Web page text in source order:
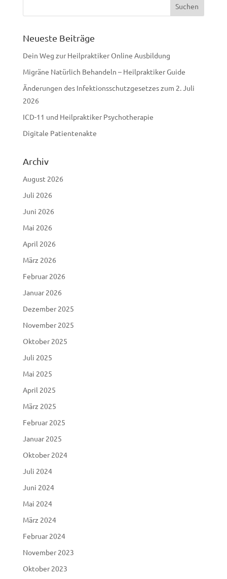
Neueste Beiträge
Dein Weg zur Heilpraktiker Online Ausbildung
Migräne Natürlich Behandeln – Heilpraktiker Guide
Änderungen des Infektionsschutzgesetzes zum 2. Juli
2026
ICD-11 und Heilpraktiker Psychotherapie
Digitale Patientenakte
Archiv
August 2026
Juli 2026
Juni 2026
Mai 2026
April 2026
März 2026
Februar 2026
Januar 2026
Dezember 2025
November 2025
Oktober 2025
Juli 2025
Mai 2025
April 2025
März 2025
Februar 2025
Januar 2025
Oktober 2024
Juli 2024
Juni 2024
Mai 2024
März 2024
Februar 2024
November 2023
Oktober 2023